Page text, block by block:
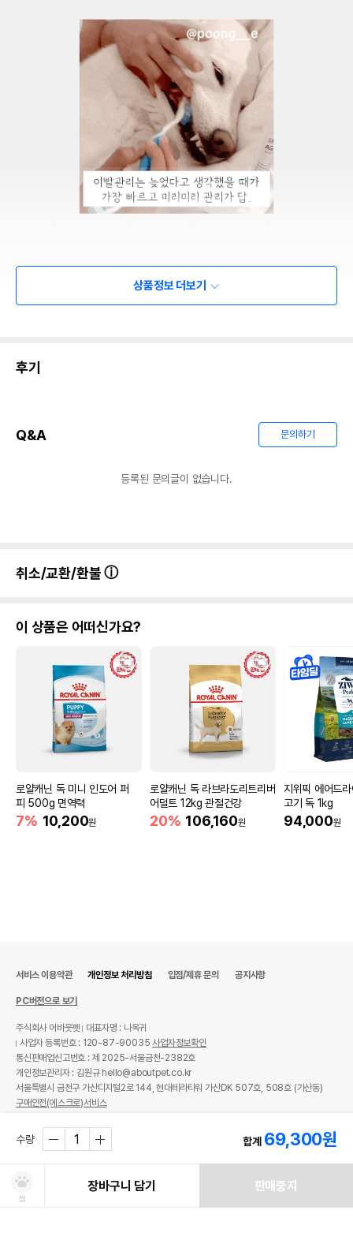
상품정보 더보기
후기
Q&A 문의하기
등록된 문의글이 없습니다.
취소/교환/환불
이 상품은 어떠신가요?
로얄캐닌 독 미니 인도어 퍼
피 500g 면역력
7% 10,200원
로얄캐닌 독 라브라도리트리버
어덜트 12kg 관절건강
20% 106,160원
지위픽 에어드
고기 독 1kg
94,000원
수량 합계 69,300원
찜
장바구니 담기 판매중지
서비스 이용약관 개인정보 처리방침 입점/제휴 문의 공지사항
PC버전으로 보기
주식회사 어바웃펫
대표자명 : 나옥귀
사업자 등록번호 : 120-87-90035사업자정보확인
통신판매업신고번호 : 제 2025-서울금천-2382호
개인정보관리자 : 김원규 hello@aboutpet.co.kr
서울특별시 금천구 가산디지털2로 144, 현대테라타워 가산DK 507호, 508호 (가산동)
구매안전(에스크로)서비스